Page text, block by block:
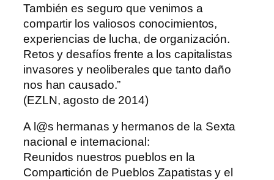
También es seguro que venimos a
compartir los valiosos conocimientos,
experiencias de lucha, de organización.
Retos y desafíos frente a los capitalistas
invasores y neoliberales que tanto daño
nos han causado.”
(EZLN, agosto de 2014)
A l@s hermanas y hermanos de la Sexta
nacional e internacional:
Reunidos nuestros pueblos en la
Compartición de Pueblos Zapatistas y el